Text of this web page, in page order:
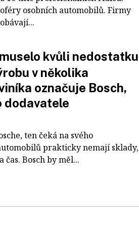
osobních automobilů. Firmy
kvůli nedostatku
v několika
označuje Bosch,
dodavatele
ten čeká na svého
prakticky nemají sklady,
čas. Bosch by měl...